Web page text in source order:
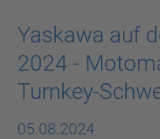
Yaskawa auf
2024 -
Turnkey-
05.08.2024